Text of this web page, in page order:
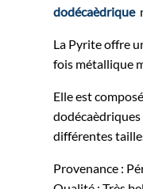
dodécaèdrique
La Pyrite offre
fois métallique
Elle est
différentes
Provenance :